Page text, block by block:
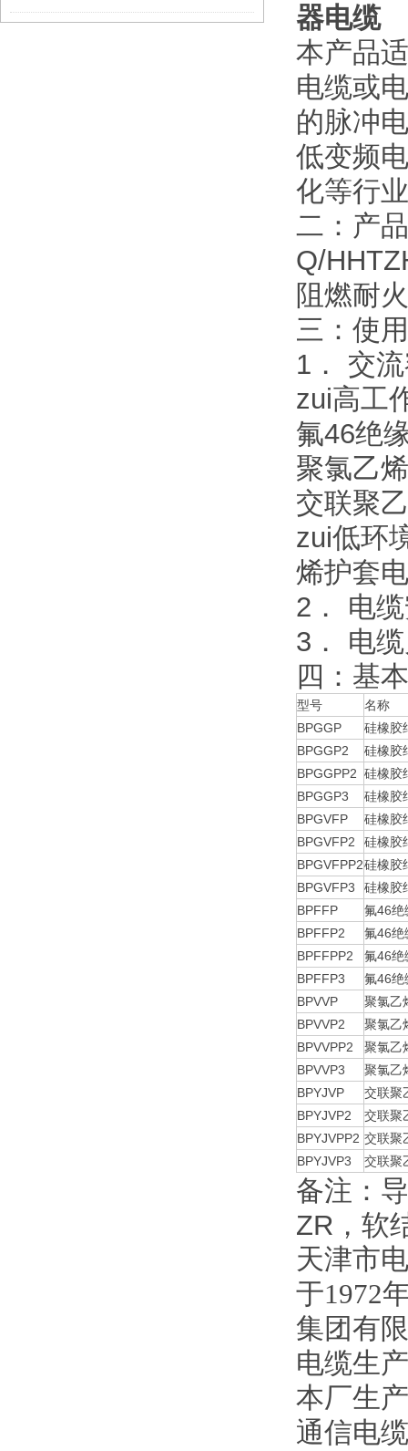
器电缆
本产品
电缆或
的脉冲
低变频
化等行
二：产
Q/
阻燃耐
三：使
1． 交
zui高工
氟46绝
聚氯乙
交联聚
zui低环
烯护套
2． 电
3． 电
四：基
型号
名称
BPGGP
硅橡胶
BPGGP2
硅橡胶
BPGGPP2 硅橡胶
BPGGP3
硅橡胶
BPGVFP
硅橡胶
BPGVFP2
硅橡胶
BPGVFPP2硅橡胶
BPGVFP3
硅橡胶
BPFFP
氟46绝
BPFFP2
氟46绝
BPFFPP2
氟46绝
BPFFP3
氟46绝
BPVVP
聚氯乙
BPVVP2
聚氯乙
BPVVPP2
聚氯乙
BPVVP3
聚氯乙
BPYJVP
交联聚
BPYJVP2
交联聚
BPYJVPP2 交联聚
BPYJVP3
交联聚
备注：
ZR，软
天津市
于1972
集团有
电缆生
本厂生
通信电